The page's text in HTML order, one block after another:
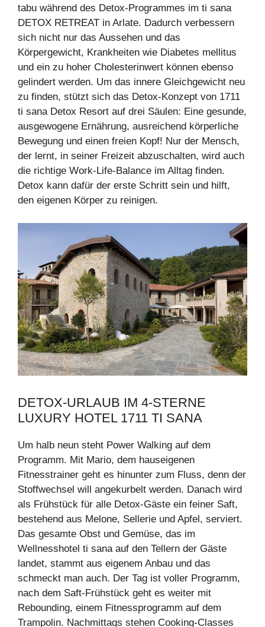
tabu während des Detox-Programmes im ti sana
DETOX RETREAT in Arlate. Dadurch verbessern
sich nicht nur das Aussehen und das
Körpergewicht, Krankheiten wie Diabetes mellitus
und ein zu hoher Cholesterinwert können ebenso
gelindert werden. Um das innere Gleichgewicht neu
zu finden, stützt sich das Detox-Konzept von 1711
ti sana Detox Resort auf drei Säulen: Eine gesunde,
ausgewogene Ernährung, ausreichend körperliche
Bewegung und einen freien Kopf! Nur der Mensch,
der lernt, in seiner Freizeit abzuschalten, wird auch
die richtige Work-Life-Balance im Alltag finden.
Detox kann dafür der erste Schritt sein und hilft,
den eigenen Körper zu reinigen.
DETOX-URLAUB IM 4-STERNE
LUXURY HOTEL 1711 TI SANA
Um halb neun steht Power Walking auf dem
Programm. Mit Mario, dem hauseigenen
Fitnesstrainer geht es hinunter zum Fluss, denn der
Stoffwechsel will angekurbelt werden. Danach wird
als Frühstück für alle Detox-Gäste ein feiner Saft,
bestehend aus Melone, Sellerie und Apfel, serviert.
Das gesamte Obst und Gemüse, das im
Wellnesshotel ti sana auf den Tellern der Gäste
landet, stammt aus eigenem Anbau und das
schmeckt man auch. Der Tag ist voller Programm,
nach dem Saft-Frühstück geht es weiter mit
Rebounding, einem Fitnessprogramm auf dem
Trampolin. Nachmittags stehen Cooking-Classes